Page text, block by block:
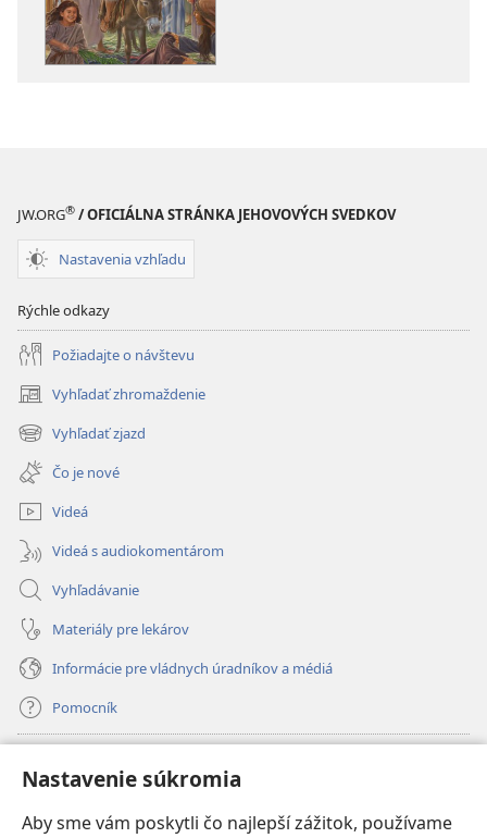
Nastavenie súkromia
Aby sme vám poskytli čo najlepší zážitok, používame
JW.ORG® / OFICIÁLNA STRÁNKA JEHOVOVÝCH SVEDKOV
Nastavenia vzhľadu
Rýchle odkazy
Požiadajte o návštevu
Vyhľadať zhromaždenie
(otvorí
nové
okno)
Vyhľadať zjazd
(otvorí
nové
okno)
Čo je nové
Videá
Videá s audiokomentárom
Vyhľadávanie
Materiály pre lekárov
Informácie pre vládnych úradníkov a médiá
Pomocník
(otvorí
nové
okno)
INTERNETOVÁ KNIŽNICA Strážnej veže
(otvorí